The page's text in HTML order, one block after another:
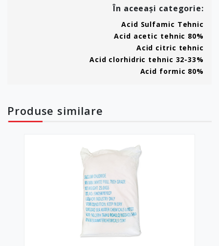
În aceeași categorie:
Acid Sulfamic Tehnic
Acid acetic tehnic 80%
Acid citric tehnic
Acid clorhidric tehnic 32-33%
Acid formic 80%
Produse similare